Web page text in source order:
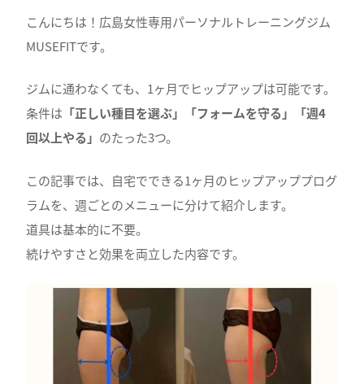
こんにちは！広島女性専用パーソナルトレーニングジム
MUSEFITです。
ジムに通わなくても、1ヶ月でヒップアップは可能です。
条件は 「正しい種目を選ぶ」「フォームを守る」「週4
回以上やる」 のたった3つ。
この記事では、自宅でできる1ヶ月のヒップアッププログ
ラムを、週ごとのメニューに分けて紹介します。
道具は基本的に不要。
続けやすさと効果を両立した内容です。